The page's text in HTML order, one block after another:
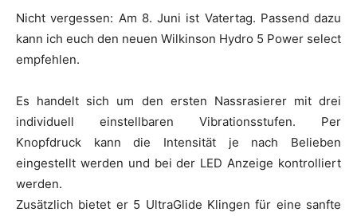
Nicht vergessen: Am 8. Juni ist Vatertag. Passend dazu
kann ich euch den neuen Wilkinson Hydro 5 Power select
empfehlen.
Es handelt sich um den ersten Nassrasierer mit drei
individuell einstellbaren Vibrationsstufen. Per
Knopfdruck kann die Intensität je nach Belieben
eingestellt werden und bei der LED Anzeige kontrolliert
werden.
Zusätzlich bietet er 5 UltraGlide Klingen für eine sanfte